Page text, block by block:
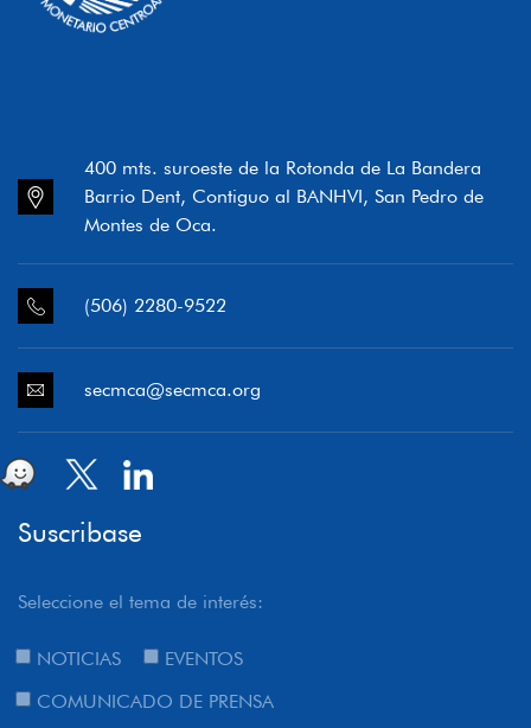
400 mts. suroeste de la Rotonda de La Bandera
Barrio Dent, Contiguo al BANHVI, San Pedro de
Montes de Oca.
(506) 2280-9522
secmca@secmca.org
Suscribase
Seleccione el tema de interés:
NOTICIAS
EVENTOS
COMUNICADO DE PRENSA